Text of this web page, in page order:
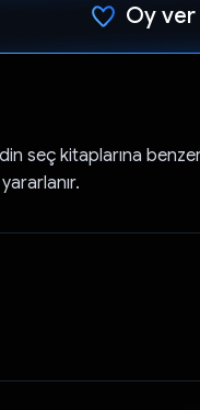
Oy ver
seç kitaplarına